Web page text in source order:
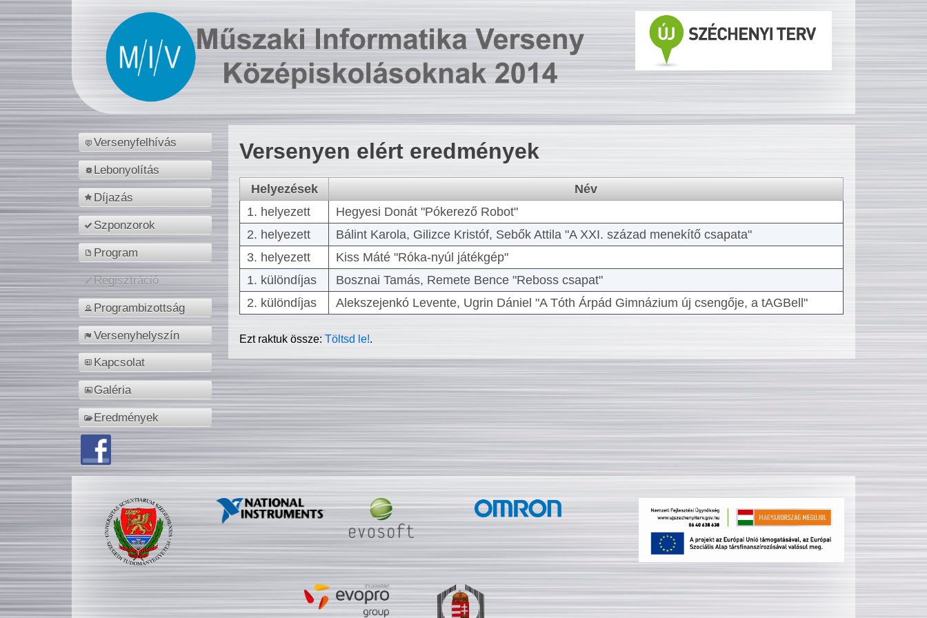
Versenyfelhívás
Lebonyolítás
Díjazás
Szponzorok
Program
Regisztráció
Programbizottság
Versenyhelyszín
Kapcsolat
Galéria
Eredmények
Versenyen elért eredmények
Helyezések
Név
1. helyezett
Hegyesi Donát "Pókerező Robot"
2. helyezett
Bálint Karola, Gilizce Kristóf, Sebők Attila "A XXI. század menekítő csapata"
3. helyezett
Kiss Máté "Róka-nyúl játékgép"
1. különdíjas
Bosznai Tamás, Remete Bence "Reboss csapat"
2. különdíjas
Alekszejenkó Levente, Ugrin Dániel "A Tóth Árpád Gimnázium új csengője, a tAGBell"
Ezt raktuk össze:Töltsd le!.